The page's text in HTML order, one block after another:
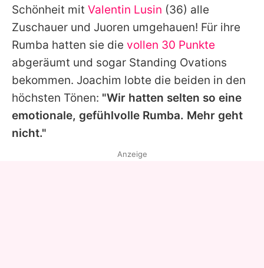
Schönheit mit Valentin Lusin (36) alle
Zuschauer und Juoren umgehauen! Für ihre
Rumba hatten sie die vollen 30 Punkte
abgeräumt und sogar Standing Ovations
bekommen. Joachim lobte die beiden in den
höchsten Tönen: "Wir hatten selten so eine
emotionale, gefühlvolle Rumba. Mehr geht
nicht."
Anzeige